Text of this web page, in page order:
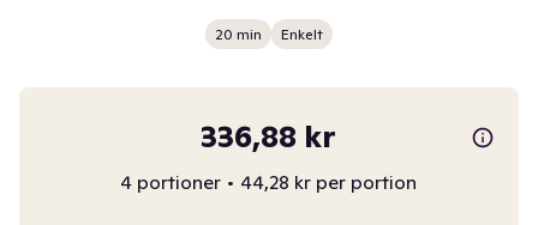
20 min Enkelt
336,88 kr
4 portioner • 44,28 kr per portion